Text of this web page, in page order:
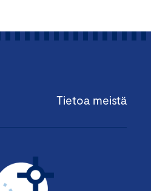
Tietoa meistä